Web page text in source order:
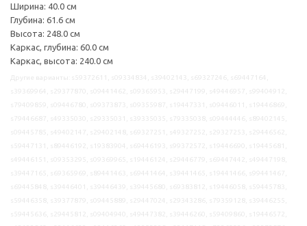
Ширина: 40.0 см
Глубина: 61.6 см
Высота: 248.0 см
Каркас, глубина: 60.0 см
Каркас, высота: 240.0 см